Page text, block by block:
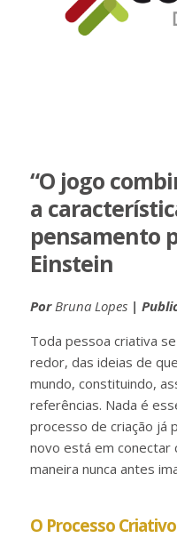
“O jogo
a
pensamento
Einstein
Por Bruna Lopes|
Toda pessoa criativa
redor, das ideias de
mundo, constituindo,
referências. Nada é
processo de criação já
novo está em conectar
maneira nunca antes
O Processo Criativo